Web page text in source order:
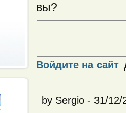
вы?
Войдите на сайт
by Sergio - 31/12/